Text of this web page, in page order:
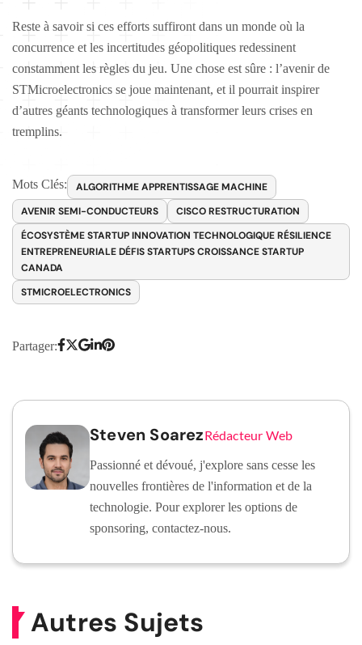
Reste à savoir si ces efforts suffiront dans un monde où la
concurrence et les incertitudes géopolitiques redessinent
constamment les règles du jeu. Une chose est sûre : l’avenir de
STMicroelectronics se joue maintenant, et il pourrait inspirer
d’autres géants technologiques à transformer leurs crises en
tremplins.
Mots Clés:
ALGORITHME APPRENTISSAGE MACHINE
AVENIR SEMI-CONDUCTEURS
CISCO RESTRUCTURATION
ÉCOSYSTÈME STARTUP INNOVATION TECHNOLOGIQUE RÉSILIENCE
ENTREPRENEURIALE DÉFIS STARTUPS CROISSANCE STARTUP
CANADA
STMICROELECTRONICS
Partager:
Steven SoarezRédacteur Web
Passionné et dévoué, j'explore sans cesse les
nouvelles frontières de l'information et de la
technologie. Pour explorer les options de
sponsoring, contactez-nous.
Autres Sujets